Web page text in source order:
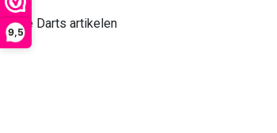
9,5
Alle Darts artikelen